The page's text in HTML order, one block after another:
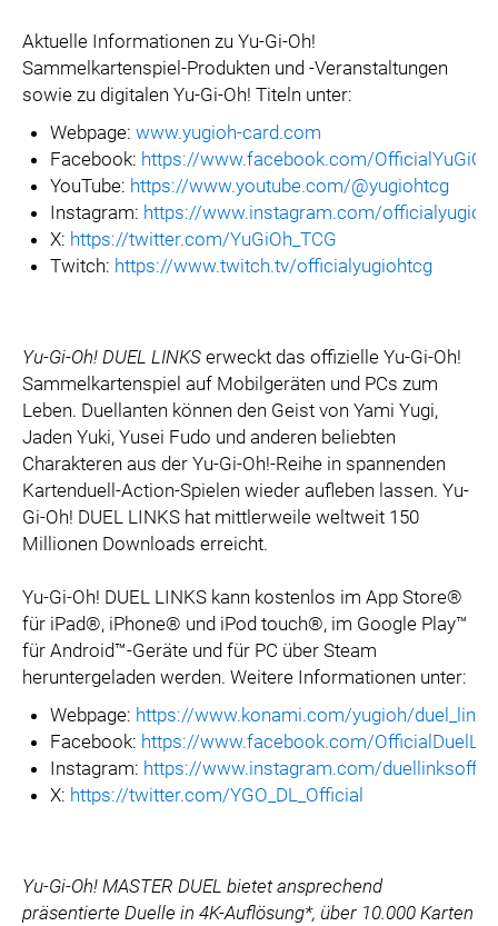
Aktuelle Informationen zu Yu-Gi-Oh!
Sammelkartenspiel-Produkten und -Veranstaltungen
sowie zu digitalen Yu-Gi-Oh! Titeln unter:
Webpage: www.yugioh-card.com
Facebook: https://www.facebook.com/
YouTube: https://www.youtube.com/@yugiohtcg
Instagram: https://www.instagram.com/
X: https://twitter.com/YuGiOh_TCG
Twitch: https://www.twitch.tv/officialyugiohtcg
Yu-Gi-Oh! DUEL LINKS erweckt das offizielle Yu-Gi-Oh!
Sammelkartenspiel auf Mobilgeräten und PCs zum
Leben. Duellanten können den Geist von Yami Yugi,
Jaden Yuki, Yusei Fudo und anderen beliebten
Charakteren aus der Yu-Gi-Oh!-Reihe in spannenden
Kartenduell-Action-Spielen wieder aufleben lassen. Yu-
Gi-Oh! DUEL LINKS hat mittlerweile weltweit 150
Millionen Downloads erreicht.
Yu-Gi-Oh! DUEL LINKS kann kostenlos im App Store®
für iPad®, iPhone® und iPod touch®, im Google Play™
für Android™-Geräte und für PC über Steam
heruntergeladen werden. Weitere Informationen unter:
Webpage: https://www.konami.com/yugioh/
Facebook: https://www.facebook.com/
Instagram: https://www.instagram.com/
X: https://twitter.com/YGO_DL_Official
Yu-Gi-Oh! MASTER DUEL bietet ansprechend
präsentierte Duelle in 4K-Auflösung*, über 10.000 Karten